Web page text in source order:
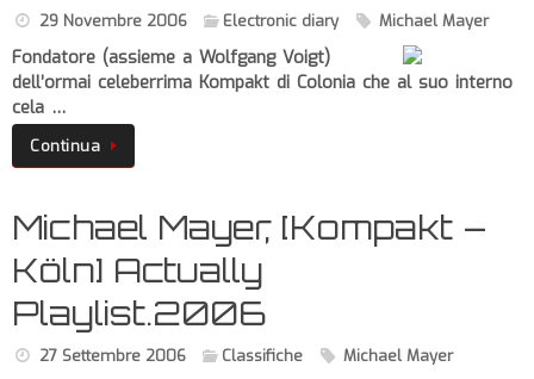
29 Novembre 2006 Electronic diary Michael Mayer
Fondatore (assieme a Wolfgang Voigt)
dell’ormai celeberrima Kompakt di Colonia che al suo interno
cela …
Continua
Michael Mayer, [Kompakt –
Köln] Actually
Playlist.2006
27 Settembre 2006 Classifiche Michael Mayer